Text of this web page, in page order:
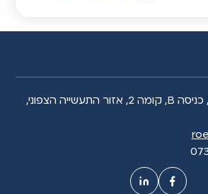
r
iהיוצרים 3, כניסה B, קומה 2, אזור התעשייה הצפוני,